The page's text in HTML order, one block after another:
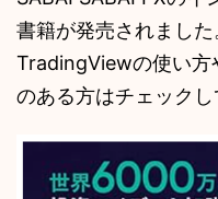
書籍が発売されました
TradingViewの使い方
のある方はチェックし